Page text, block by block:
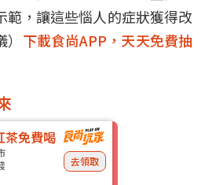
範，讓這些惱人的症狀獲得改
下載食尚APP，天天免費抽
茶免費喝
去領取